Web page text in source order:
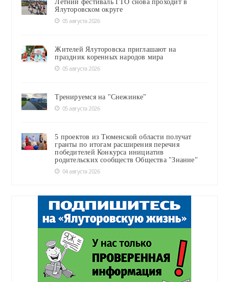
Летний фестиваль ГТО снова проходит в
Ялуторовском округе
05 августа 2026
Жителей Ялуторовска приглашают на
праздник коренных народов мира
05 августа 2026
Тренируемся на "Снежинке"
05 августа 2026
5 проектов из Тюменской области получат
гранты по итогам расширения перечня
победителей Конкурса инициатив
родительских сообществ Общества "Знание"
04 августа 2026